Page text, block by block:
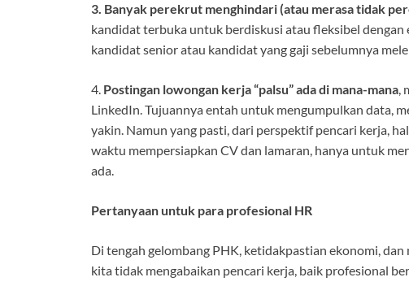
3. Banyak perekrut menghindari (atau merasa tidak
kandidat terbuka untuk berdiskusi atau fleksibel
kandidat senior atau kandidat yang gaji sebelumnya
4. Postingan lowongan kerja “palsu” ada di mana-mana,
LinkedIn. Tujuannya entah untuk mengumpulkan data,
yakin. Namun yang pasti, dari perspektif pencari kerja,
waktu mempersiapkan CV dan lamaran, hanya untuk
ada.
Pertanyaan untuk para profesional HR
Di tengah gelombang PHK, ketidakpastian ekonomi,
kita tidak mengabaikan pencari kerja, baik profesional